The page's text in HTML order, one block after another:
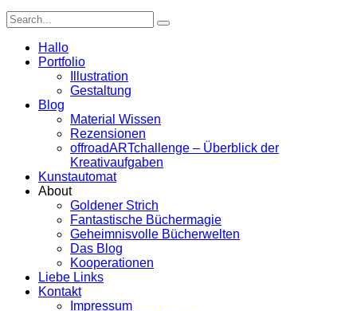
Hallo
Portfolio
Illustration
Gestaltung
Blog
Material Wissen
Rezensionen
offroadARTchallenge – Überblick der
Kreativaufgaben
Kunstautomat
About
Goldener Strich
Fantastische Büchermagie
Geheimnisvolle Bücherwelten
Das Blog
Kooperationen
Liebe Links
Kontakt
Impressum